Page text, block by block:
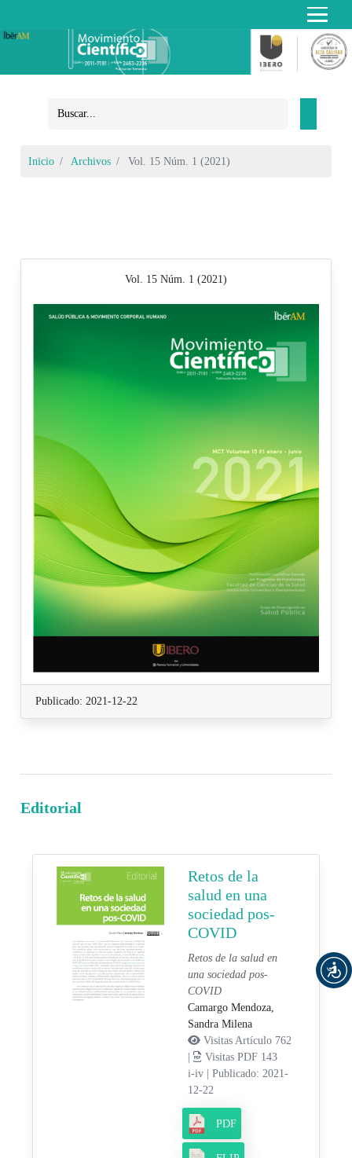
Inicio Archivos Vol. 15 Núm. 1 (2021)
Vol. 15 Núm. 1 (2021)
Publicado: 2021-12-22
Editorial
Retos de la
salud en una
sociedad pos-
COVID
Retos de la salud en
una sociedad pos-
COVID
Camargo Mendoza,
Sandra Milena
Visitas Artículo 762
Visitas PDF 143
i-iv
Publicado: 2021-
12-22
PDF